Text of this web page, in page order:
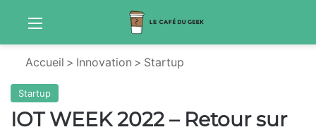
Menu
Accueil > Innovation > Startup
Startup
IOT WEEK 2022 – Retour sur